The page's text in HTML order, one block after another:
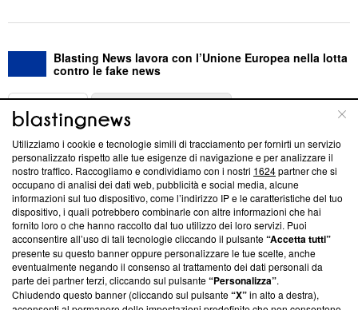
Blasting News lavora con l’Unione Europea nella lotta
contro le fake news
ABOUT
Questa sezione offre informazioni trasparenti su Blasting
News, sui nostri processi editoriali e su come ci impegniamo a
creare news di qualità. Inoltre, afferma la nostra aderenza a
‘Trust Project - News with Integrity’Blasting News non è
ancora membro del programma, ma ha richiesto di farne
parte; Trust Project non ha ancora effettuato una verifica di
conformità agli standard.
Su di noi
Utilizziamo i cookie e tecnologie simili di tracciamento per fornirti un servizio
personalizzato rispetto alle tue esigenze di navigazione e per analizzare il
nostro traffico. Raccogliamo e condividiamo con i nostri 1624partner che si
occupano di analisi dei dati web, pubblicità e social media, alcune
informazioni sul tuo dispositivo, come l’indirizzo IP e le caratteristiche del tuo
dispositivo, i quali potrebbero combinarle con altre informazioni che hai
fornito loro o che hanno raccolto dal tuo utilizzo dei loro servizi. Puoi
acconsentire all’uso di tali tecnologie cliccando il pulsante“Accetta tutti”
presente su questo banner oppure personalizzare le tue scelte, anche
eventualmente negando il consenso al trattamento dei dati personali da
parte dei partner terzi, cliccando sul pulsante“Personalizza”.
Chiudendo questo banner (cliccando sul pulsante“X”in alto a destra),